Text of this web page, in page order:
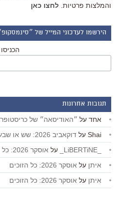
והמלצות פרטיות. לחצו כאן
הירשמו לעדכוני המייל של
תגובות אחרונות
אחד על ״האודיסאה״ של כריסטופר
Shai על דוקאביב 2026: שש או שבע המלצות
על אוסקר 2026: כל הזוכים
איתן על אוסקר 2026: כל הזוכים
איתן על אוסקר 2026: כל הזוכים